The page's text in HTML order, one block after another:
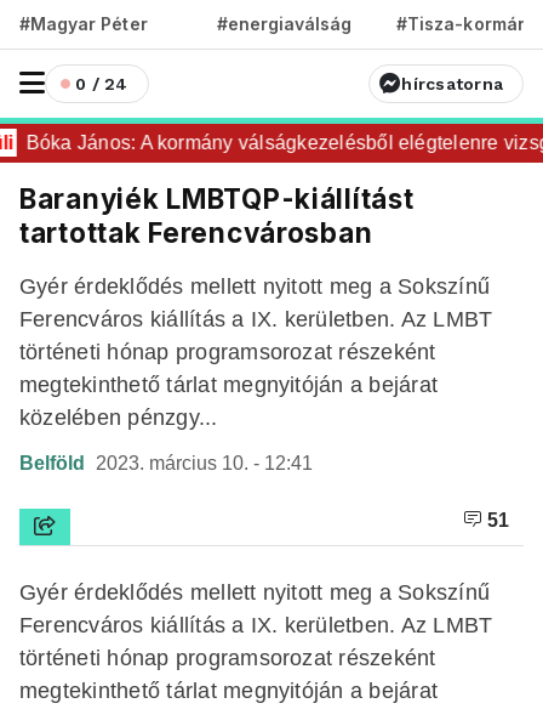
#Magyar Péter #energiaválság #Tisza-kormány
0 / 24 hírcsatorna
Bóka János: A kormány válságkezelésből elégtelenre
Baranyiék LMBTQP-kiállítást
tartottak Ferencvárosban
Gyér érdeklődés mellett nyitott meg a Sokszínű
Ferencváros kiállítás a IX. kerületben. Az LMBT
történeti hónap programsorozat részeként
megtekinthető tárlat megnyitóján a bejárat
közelében pénzgy...
Belföld 2023. március 10. - 12:41
51
Gyér érdeklődés mellett nyitott meg a Sokszínű
Ferencváros kiállítás a IX. kerületben. Az LMBT
történeti hónap programsorozat részeként
megtekinthető tárlat megnyitóján a bejárat